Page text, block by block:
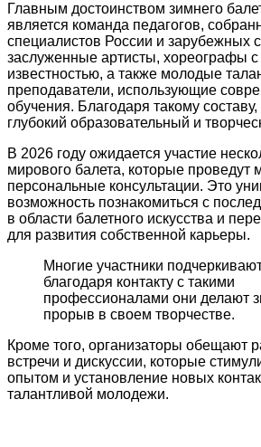
Главным достоинством зимнего
является команда педагогов,
специалистов России и зарубежных
заслуженные артисты, хореографы
известностью, а также молодые
преподаватели, использующие
обучения. Благодаря такому
глубокий образовательный и
В 2026 году ожидается участие
мирового балета, которые проведут
персональные консультации. Это
возможность познакомиться с
в области балетного искусства и
для развития собственной карьеры.
Многие участники
благодаря контакту с такими
профессионалами они делают
прорыв в своем творчестве.
Кроме того, организаторы обещают
встречи и дискуссии, которые
опытом и установление новых
талантливой молодежи.